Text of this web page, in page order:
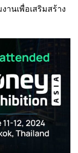
านเพื่อเสริมสร้าง